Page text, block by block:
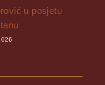
u posjetu